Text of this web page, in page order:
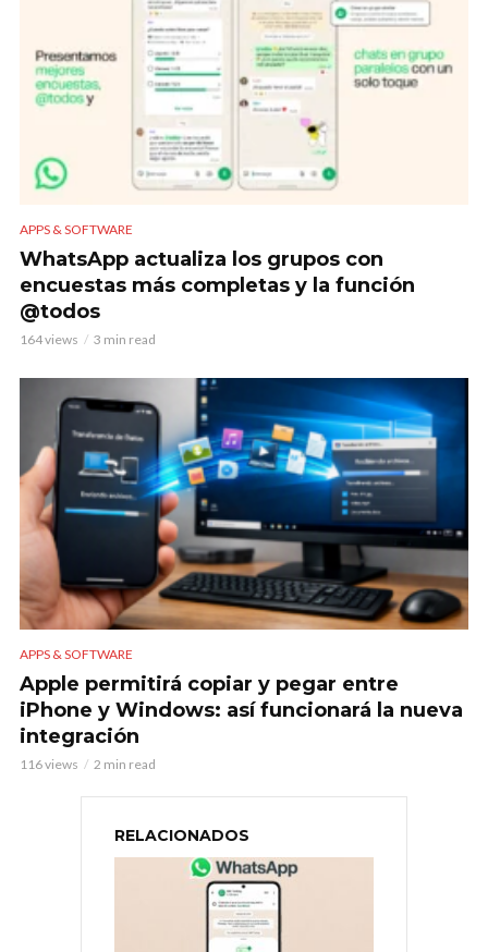
APPS & SOFTWARE
WhatsApp actualiza los grupos con
encuestas más completas y la función
@todos
164 views 3 min read
APPS & SOFTWARE
Apple permitirá copiar y pegar entre
iPhone y Windows: así funcionará la nueva
integración
116 views 2 min read
RELACIONADOS